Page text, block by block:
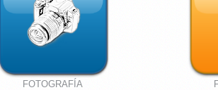
FOTOGRAFÍA